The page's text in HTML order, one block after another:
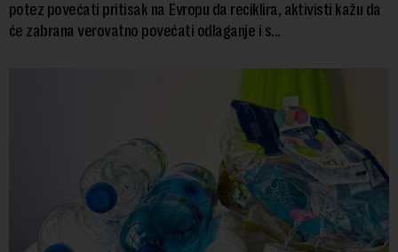
potez povećati pritisak na Evropu da reciklira, aktivisti kažu da
će zabrana verovatno povećati odlaganje i s...